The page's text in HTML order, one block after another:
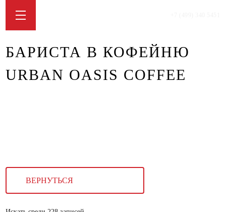
БАРИСТА В КОФЕЙНЮ
URBAN OASIS COFFEE
ВЕРНУТЬСЯ